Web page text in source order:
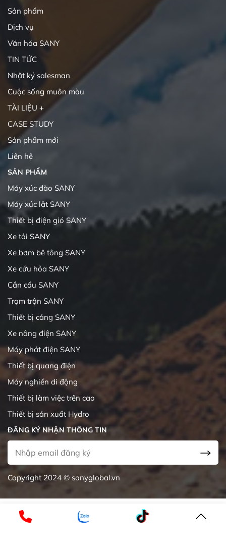
Sản phẩm
Dịch vụ
Văn hóa SANY
TIN TỨC
Nhật ký salesman
Cuộc sống muôn màu
TÀI LIỆU +
CASE STUDY
Sản phẩm mới
Liên hệ
SẢN PHẨM
Máy xúc đào SANY
Máy xúc lật SANY
Thiết bị điện gió SANY
Xe tải SANY
Xe bơm bê tông SANY
Xe cứu hỏa SANY
Cần cẩu SANY
Trạm trộn SANY
Thiết bị cảng SANY
Xe nâng điện SANY
Máy phát điện SANY
Thiết bị quang điện
Máy nghiền di động
Thiết bị làm việc trên cao
Thiết bị sản xuất Hydro
ĐĂNG KÝ NHẬN THÔNG TIN
Copyright 2024 © sanyglobal.vn